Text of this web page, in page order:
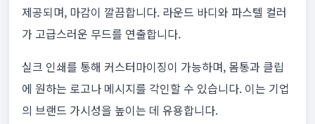
제공되며, 마감이 깔끔합니다. 라운드 바디와 파스텔 컬러
가 고급스러운 무드를 연출합니다.
실크 인쇄를 통해 커스터마이징이 가능하며, 몸통과 클립
에 원하는 로고나 메시지를 각인할 수 있습니다. 이는 기업
의 브랜드 가시성을 높이는 데 유용합니다.